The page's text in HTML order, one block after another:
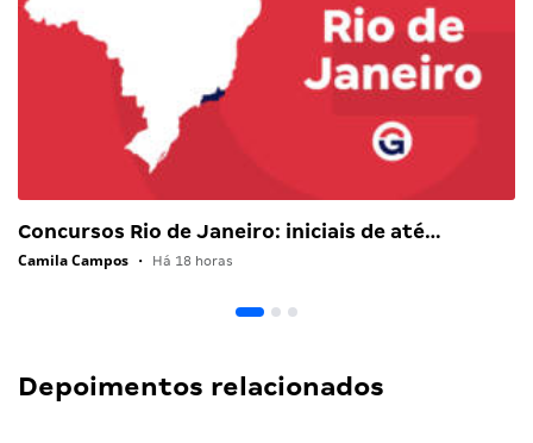
Concursos Rio de Janeiro: iniciais de até…
Camila Campos • Há 18 horas
Depoimentos relacionados